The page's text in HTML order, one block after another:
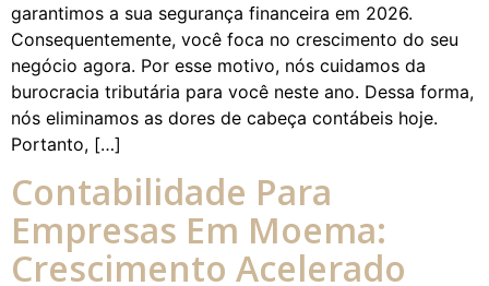
garantimos a sua segurança financeira em 2026.
Consequentemente, você foca no crescimento do seu
negócio agora. Por esse motivo, nós cuidamos da
burocracia tributária para você neste ano. Dessa forma,
nós eliminamos as dores de cabeça contábeis hoje.
Portanto, […]
Contabilidade Para
Empresas Em Moema:
Crescimento Acelerado